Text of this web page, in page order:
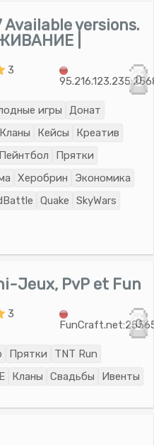
Available versions.
|
3
0
игры
Донат
Кланы Кейсы
Креатив
Пейнтбол
Прятки
Херобрин
Экономика
Quake
SkyWars
Jeux, PvP et Fun
3
0
Прятки
TNT Run
Кланы Свадьбы Ивенты